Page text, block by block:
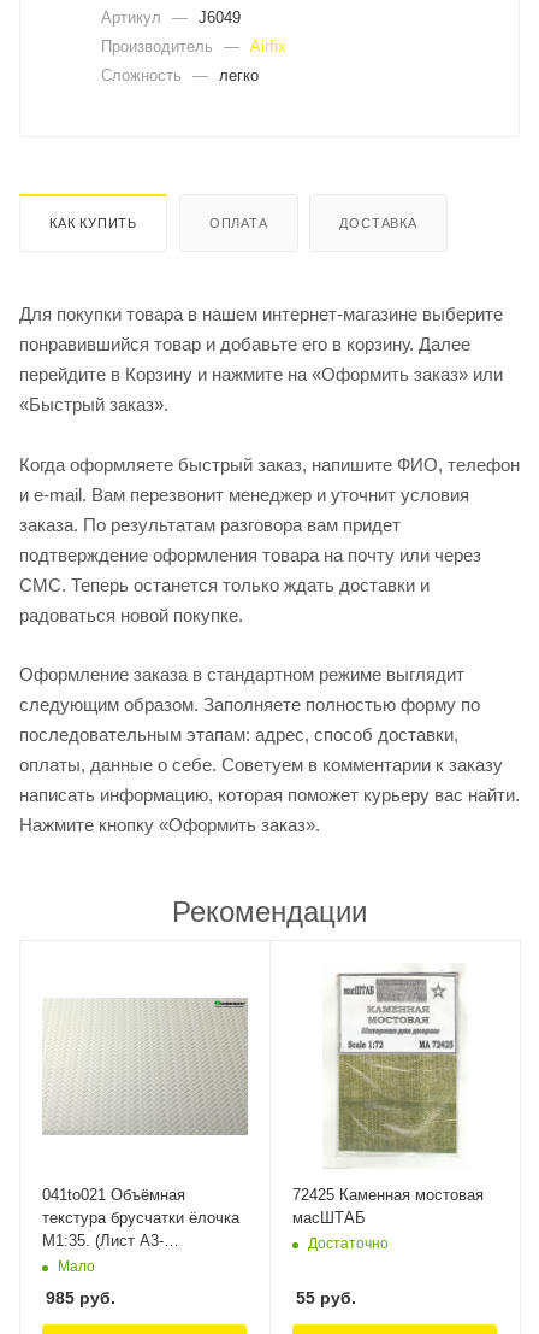
Артикул — J6049
Производитель
— Airfix
Сложность
— легко
КАК КУПИТЬ ОПЛАТА ДОСТАВКА
Для покупки товара в нашем интернет-магазине выберите
понравившийся товар и добавьте его в корзину. Далее
перейдите в Корзину и нажмите на «Оформить заказ» или
«Быстрый заказ».
Когда оформляете быстрый заказ, напишите ФИО, телефон
и e-mail. Вам перезвонит менеджер и уточнит условия
заказа. По результатам разговора вам придет
подтверждение оформления товара на почту или через
СМС. Теперь останется только ждать доставки и
радоваться новой покупке.
Оформление заказа в стандартном режиме выглядит
следующим образом. Заполняете полностью форму по
последовательным этапам: адрес, способ доставки,
оплаты, данные о себе. Советуем в комментарии к заказу
написать информацию, которая поможет курьеру вас найти.
Нажмите кнопку «Оформить заказ».
Рекомендации
041to021 Объёмная
текстура брусчатки ёлочка
М1:35. (Лист А3-
28см.х38см.) Morrison
Мало
985 руб.
72425 Каменная мостовая
масШТАБ
Достаточно
55 руб.